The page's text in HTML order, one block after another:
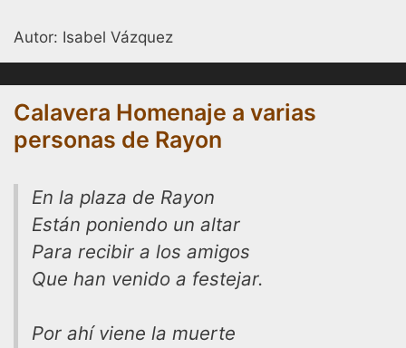
Autor: Isabel Vázquez
Calavera Homenaje a varias
personas de Rayon
En la plaza de Rayon
Están poniendo un altar
Para recibir a los amigos
Que han venido a festejar.
Por ahí viene la muerte